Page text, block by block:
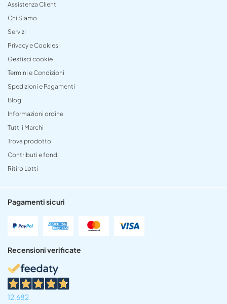
Assistenza Clienti
Chi Siamo
Servizi
Privacy e Cookies
Gestisci cookie
Termini e Condizioni
Spedizioni e Pagamenti
Blog
Informazioni ordine
Tutti i Marchi
Trova prodotto
Contributi e fondi
Ritiro Lotti
Pagamenti sicuri
Recensioni verificate
12.682